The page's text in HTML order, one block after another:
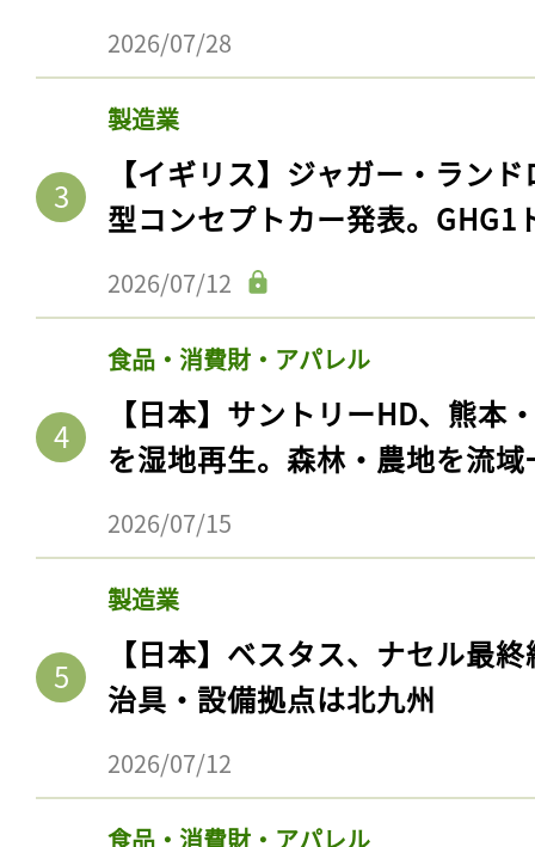
2026/07/28
製造業
【イギリス】ジャガー・ラン
型コンセプトカー発表。GHG1
2026/07/12
食品・消費財・アパレル
【日本】サントリーHD、熊本
を湿地再生。森林・農地を流
2026/07/15
製造業
【日本】ベスタス、ナセル最
治具・設備拠点は北九州
2026/07/12
食品・消費財・アパレル